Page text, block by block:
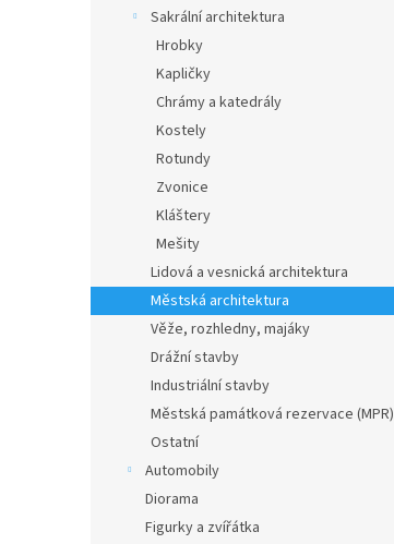
Sakrální architektura
Hrobky
Kapličky
Chrámy a katedrály
Kostely
Rotundy
Zvonice
Kláštery
Mešity
Lidová a vesnická architektura
Městská architektura
Věže, rozhledny, majáky
Drážní stavby
Industriální stavby
Městská památková rezervace (MPR)
Ostatní
Automobily
Diorama
Figurky a zvířátka